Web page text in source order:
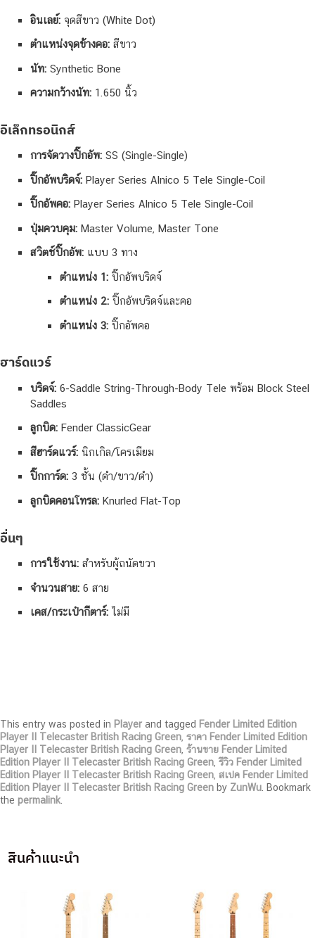
อินเลย์:จุดสีขาว (White Dot)
ตำแหน่งจุดข้างคอ:สีขาว
นัท:Synthetic Bone
ความกว้างนัท:1.650 นิ้ว
อิเล็กทรอนิกส์
การจัดวางปิ๊กอัพ:SS (Single-Single)
ปิ๊กอัพบริดจ์:Player Series Alnico 5 Tele Single-Coil
ปิ๊กอัพคอ:Player Series Alnico 5 Tele Single-Coil
ปุ่มควบคุม:Master Volume, Master Tone
สวิตช์ปิ๊กอัพ:แบบ 3 ทาง
ตำแหน่ง 1: ปิ๊กอัพบริดจ์
ตำแหน่ง 2: ปิ๊กอัพบริดจ์และคอ
ตำแหน่ง 3: ปิ๊กอัพคอ
ฮาร์ดแวร์
บริดจ์:6-Saddle String-Through-Body Tele พร้อม Block Steel
Saddles
ลูกบิด:Fender ClassicGear
สีฮาร์ดแวร์:นิกเกิล/โครเมียม
ปิ๊กการ์ด:3 ชั้น (ดำ/ขาว/ดำ)
ลูกบิดคอนโทรล:Knurled Flat-Top
อื่นๆ
การใช้งาน:สำหรับผู้ถนัดขวา
จำนวนสาย:6 สาย
เคส/กระเป๋ากีตาร์:ไม่มี
This entry was posted in Player and tagged Fender Limited Edition
Player II Telecaster British Racing Green, ราคา Fender Limited Edition
Player II Telecaster British Racing Green, ร้านขาย Fender Limited
Edition Player II Telecaster British Racing Green,รีวิว Fender Limited
Edition Player II Telecaster British Racing Green, สเปค Fender Limited
Edition Player II Telecaster British Racing Green by ZunWu. Bookmark
the permalink.
สินค้าแนะนำ